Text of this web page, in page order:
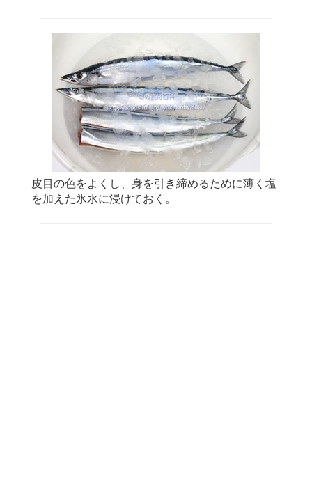
皮目の色をよくし、身を引き締めるために薄く塩
を加えた氷水に浸けておく。